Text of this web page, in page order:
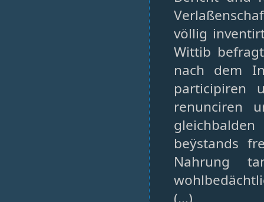
völlig
Wittib
nach dem
participiren
renunciren
beÿstands
Nahrung
(…)